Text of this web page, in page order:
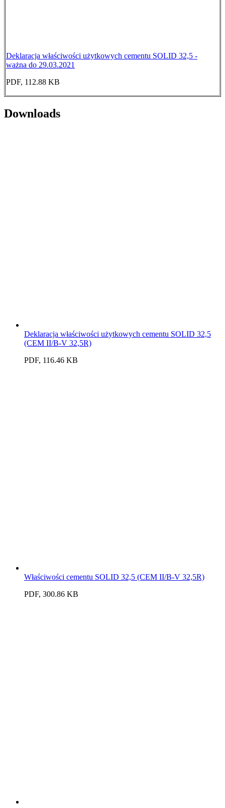
Deklaracja właściwości użytkowych cementu SOLID 32,5 -
ważna do 29.03.2021
PDF, 112.88 KB
Downloads
Deklaracja właściwości użytkowych cementu SOLID 32,5
(CEM II/B-V 32,5R)
PDF, 116.46 KB
Właściwości cementu SOLID 32,5 (CEM II/B-V 32,5R)
PDF, 300.86 KB